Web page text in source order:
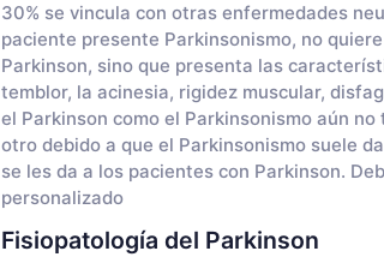
30% se vincula con otras enfermedades
paciente presente Parkinsonismo, no
Parkinson, sino que presenta las
temblor, la acinesia, rigidez muscular,
el Parkinson como el Parkinsonismo aún
otro debido a que el Parkinsonismo suele
se les da a los pacientes con Parkinson.
personalizado
Fisiopatología del Parkinson